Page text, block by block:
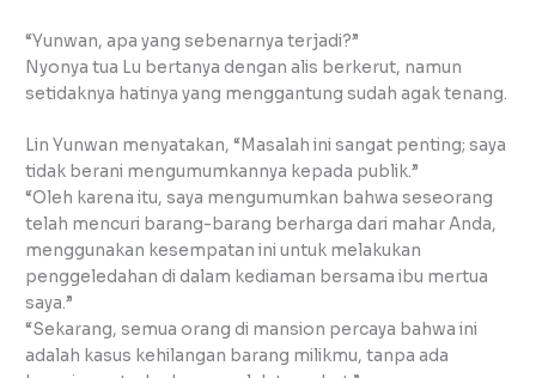
“Yunwan, apa yang sebenarnya terjadi?”
Nyonya tua Lu bertanya dengan alis berkerut, namun
setidaknya hatinya yang menggantung sudah agak tenang.
Lin Yunwan menyatakan, “Masalah ini sangat penting; saya
tidak berani mengumumkannya kepada publik.”
“Oleh karena itu, saya mengumumkan bahwa seseorang
telah mencuri barang-barang berharga dari mahar Anda,
menggunakan kesempatan ini untuk melakukan
penggeledahan di dalam kediaman bersama ibu mertua
saya.”
“Sekarang, semua orang di mansion percaya bahwa ini
adalah kasus kehilangan barang milikmu, tanpa ada